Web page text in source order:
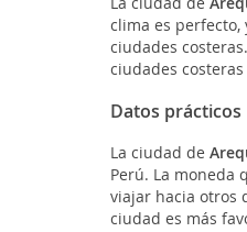
clima es
ciudades
ciudades
Datos prácticos
La ciudad de
Perú. La moneda
viajar hacia otros
ciudad es más